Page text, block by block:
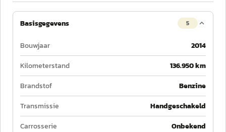
Basisgegevens 5
Bouwjaar
2014
Kilometerstand
136.950 km
Brandstof
Benzine
Transmissie
Handgeschakeld
Carrosserie
Onbekend